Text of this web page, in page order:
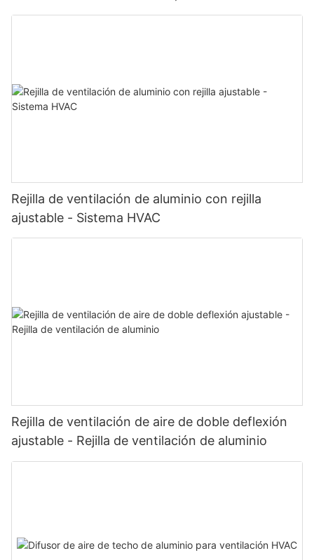
rejillas y registros de aleación de aluminio.
Rejilla de ventilación de aluminio con rejilla
ajustable - Sistema HVAC
Rejilla de ventilación de aire de doble deflexión
ajustable - Rejilla de ventilación de aluminio